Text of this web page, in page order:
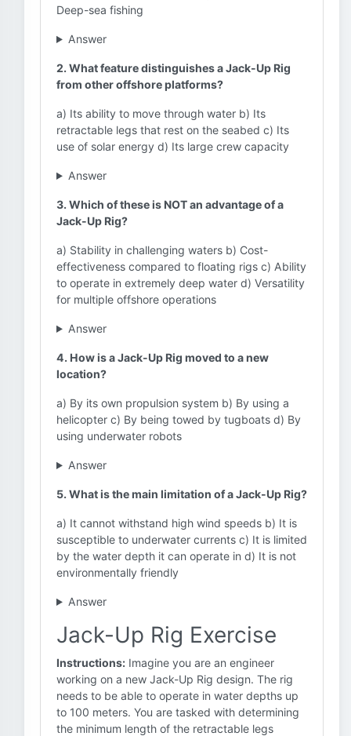
Deep-sea fishing
Answer
2. What feature distinguishes a Jack-Up Rig
from other offshore platforms?
a) Its ability to move through water b) Its
retractable legs that rest on the seabed c) Its
use of solar energy d) Its large crew capacity
Answer
3. Which of these is NOT an advantage of a
Jack-Up Rig?
a) Stability in challenging waters b) Cost-
effectiveness compared to floating rigs c) Ability
to operate in extremely deep water d) Versatility
for multiple offshore operations
Answer
4. How is a Jack-Up Rig moved to a new
location?
a) By its own propulsion system b) By using a
helicopter c) By being towed by tugboats d) By
using underwater robots
Answer
5. What is the main limitation of a Jack-Up Rig?
a) It cannot withstand high wind speeds b) It is
susceptible to underwater currents c) It is limited
by the water depth it can operate in d) It is not
environmentally friendly
Answer
Jack-Up Rig Exercise
Instructions: Imagine you are an engineer
working on a new Jack-Up Rig design. The rig
needs to be able to operate in water depths up
to 100 meters. You are tasked with determining
the minimum length of the retractable legs